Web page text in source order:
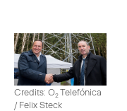
Credits: O2Telefónica
/ Felix Steck